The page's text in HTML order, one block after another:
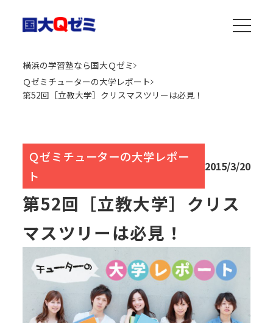
横浜の学習塾なら国大Ｑゼミ
Ｑゼミチューターの大学レポート
第52回［立教大学］クリスマスツリーは必見！
Ｑゼミチューターの大学レポー
ト
2015/3/20
第52回［立教大学］クリス
マスツリーは必見！